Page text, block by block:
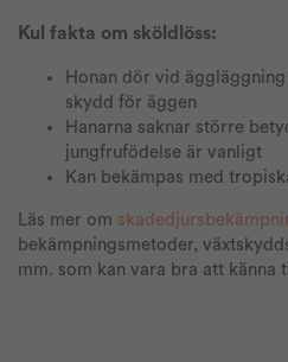
Kul fakta om sköldlöss:
Honan dör vid
skydd för äggen
Hanarna saknar större
jungfrufödelse är vanligt
Kan bekämpas med
Läs mer om
bekämpningsmetoder,
mm. som kan vara bra att känna